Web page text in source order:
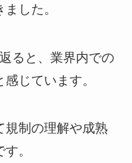
した。
ると、業界内での
じています。
規制の理解や成熟
。